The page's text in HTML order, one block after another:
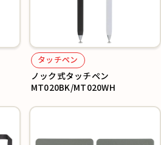
タッチペン
ノック式タッチペン
MT020BK/MT020WH